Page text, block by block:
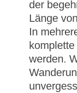
der
Länge
In
werden.